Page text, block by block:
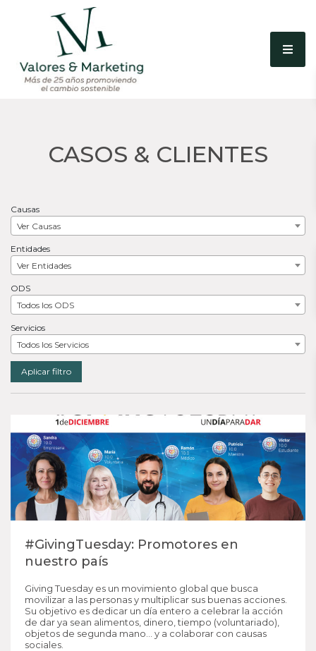
CASOS & CLIENTES
Causas
Ver Causas
Entidades
Ver Entidades
ODS
Todos los ODS
Servicios
Todos los Servicios
Aplicar filtro
#GivingTuesday: Promotores en
nuestro país
Giving Tuesday es un movimiento global que busca
movilizar a las personas y multiplicar sus buenas acciones.
Su objetivo es dedicar un día entero a celebrar la acción
de dar ya sean alimentos, dinero, tiempo (voluntariado),
objetos de segunda mano… y a colaborar con causas
sociales.